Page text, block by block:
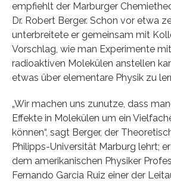
empfiehlt der Marburger
Dr. Robert Berger. Schon vor etwa
unterbreitete er gemeinsam mit
Vorschlag, wie man Experimente
radioaktiven Molekülen anstellen
etwas über elementare Physik zu
„Wir machen uns zunutze, dass
Effekte in Molekülen um ein
können“, sagt Berger, der
Philipps-Universität Marburg lehrt;
dem amerikanischen Physiker
Fernando Garcia Ruiz einer der